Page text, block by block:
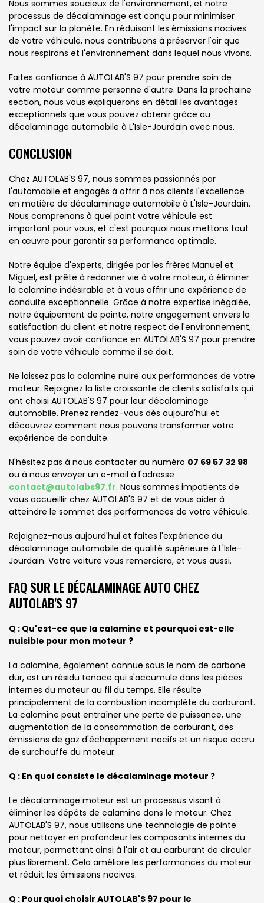
Nous sommes soucieux de l'environnement, et notre
processus de décalaminage est conçu pour minimiser
l'impact sur la planète. En réduisant les émissions nocives
de votre véhicule, nous contribuons à préserver l'air que
nous respirons et l'environnement dans lequel nous vivons.
Faites confiance à AUTOLAB'S 97 pour prendre soin de
votre moteur comme personne d'autre. Dans la prochaine
section, nous vous expliquerons en détail les avantages
exceptionnels que vous pouvez obtenir grâce au
décalaminage automobile à L'Isle-Jourdain avec nous.
CONCLUSION
Chez AUTOLAB'S 97, nous sommes passionnés par
l'automobile et engagés à offrir à nos clients l'excellence
en matière de décalaminage automobile à L'Isle-Jourdain.
Nous comprenons à quel point votre véhicule est
important pour vous, et c'est pourquoi nous mettons tout
en œuvre pour garantir sa performance optimale.
Notre équipe d'experts, dirigée par les frères Manuel et
Miguel, est prête à redonner vie à votre moteur, à éliminer
la calamine indésirable et à vous offrir une expérience de
conduite exceptionnelle. Grâce à notre expertise inégalée,
notre équipement de pointe, notre engagement envers la
satisfaction du client et notre respect de l'environnement,
vous pouvez avoir confiance en AUTOLAB'S 97 pour prendre
soin de votre véhicule comme il se doit.
Ne laissez pas la calamine nuire aux performances de votre
moteur. Rejoignez la liste croissante de clients satisfaits qui
ont choisi AUTOLAB'S 97 pour leur décalaminage
automobile. Prenez rendez-vous dès aujourd'hui et
découvrez comment nous pouvons transformer votre
expérience de conduite.
N'hésitez pas à nous contacter au numéro 07 69 57 32 98
ou à nous envoyer un e-mail à l'adresse
contact@autolabs97.fr. Nous sommes impatients de
vous accueillir chez AUTOLAB'S 97 et de vous aider à
atteindre le sommet des performances de votre véhicule.
Rejoignez-nous aujourd'hui et faites l'expérience du
décalaminage automobile de qualité supérieure à L'Isle-
Jourdain. Votre voiture vous remerciera, et vous aussi.
FAQ SUR LE DÉCALAMINAGE AUTO CHEZ
AUTOLAB'S 97
Q : Qu'est-ce que la calamine et pourquoi est-elle
nuisible pour mon moteur ?
La calamine, également connue sous le nom de carbone
dur, est un résidu tenace qui s'accumule dans les pièces
internes du moteur au fil du temps. Elle résulte
principalement de la combustion incomplète du carburant.
La calamine peut entraîner une perte de puissance, une
augmentation de la consommation de carburant, des
émissions de gaz d'échappement nocifs et un risque accru
de surchauffe du moteur.
Q : En quoi consiste le décalaminage moteur ?
Le décalaminage moteur est un processus visant à
éliminer les dépôts de calamine dans le moteur. Chez
AUTOLAB'S 97, nous utilisons une technologie de pointe
pour nettoyer en profondeur les composants internes du
moteur, permettant ainsi à l'air et au carburant de circuler
plus librement. Cela améliore les performances du moteur
et réduit les émissions nocives.
Q : Pourquoi choisir AUTOLAB'S 97 pour le